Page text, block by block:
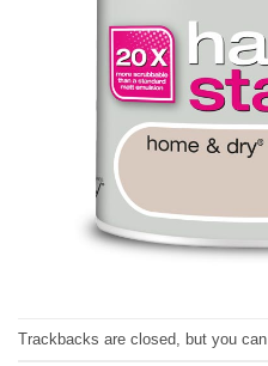
Trackbacks are closed, but you can